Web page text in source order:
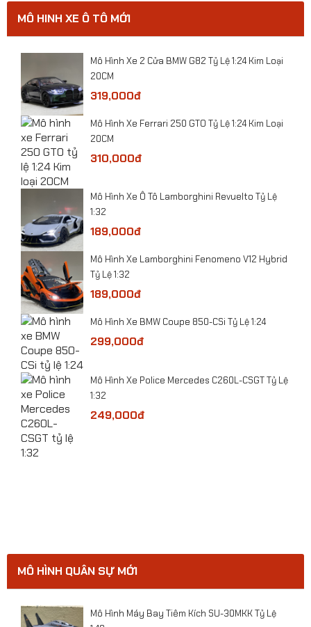
Mô hình xe Cảnh sát CSCĐ VN tỷ lệ 1:24
Mô hình xe Cảnh sát CSCĐ VN tỷ lệ 1:24
MÔ HINH XE Ô TÔ MỚI
​Mô Hình Xe 2 Cửa BMW G82 Tỷ Lệ 1:24 Kim Loại
20CM
319,000đ
​Mô Hình Xe Ferrari 250 GTO Tỷ Lệ 1:24 Kim Loại
20CM
310,000đ
​Mô Hình Xe Ô Tô Lamborghini Revuelto Tỷ Lệ
1:32
189,000đ
Mô Hình Xe Lamborghini Fenomeno V12 Hybrid
Tỷ Lệ 1:32
189,000đ
Mô Hình Xe BMW Coupe 850-CSi Tỷ Lệ 1:24
299,000đ
​Mô Hình Xe Police Mercedes C260L-CSGT Tỷ Lệ
1:32
249,000đ
MÔ HÌNH QUÂN SỰ MỚI
Mô Hình Máy Bay Tiêm Kích SU-30MKK Tỷ Lệ